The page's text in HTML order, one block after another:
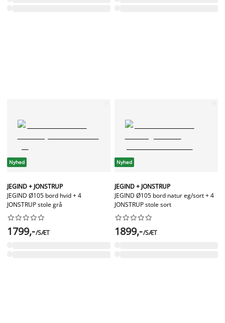
Nyhed
JEGIND + JONSTRUP
JEGIND Ø105 bord hvid + 4
JONSTRUP stole grå






1799,-/SÆT
Nyhed
JEGIND + JONSTRUP
JEGIND Ø105 bord natur eg/sort + 4
JONSTRUP stole sort






1899,-/SÆT